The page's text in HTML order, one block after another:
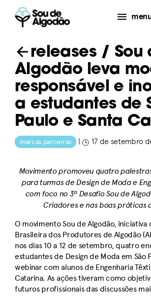
releases/ Sou
Algodão leva
responsável e
a estudantes de
Paulo e Santa
marcas parceiras | 17 de setembro
Movimento promoveu quatro
para turmas de Design de Moda e
com foco no 3º Desafio Sou de
Criadores e nas boas práticas
O movimento Sou de Algodão, iniciativa
Brasileira dos Produtores de Algodão
nos dias 10 a 12 de setembro, quatro
estudantes de Design de Moda em São
webinar com alunos de Engenharia
Catarina. As ações tiveram como
futuros profissionais das discussões